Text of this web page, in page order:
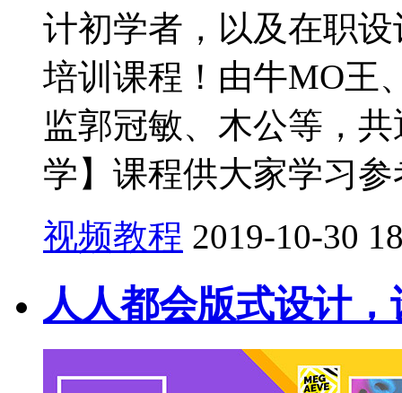
计初学者，以及在职
培训课程！由牛MO王
监郭冠敏、木公等，
学】课程供大家学习参
视频教程 2019-10-30
人人都会版式设计